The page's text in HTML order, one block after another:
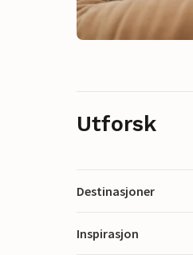
Utforsk
Destinasjoner
Inspirasjon